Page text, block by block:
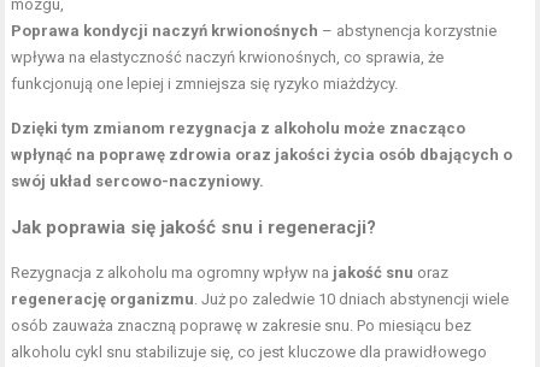
mózgu,
Poprawa kondycji naczyń krwionośnych – abstynencja korzystnie
wpływa na elastyczność naczyń krwionośnych, co sprawia, że
funkcjonują one lepiej i zmniejsza się ryzyko miażdżycy.
Dzięki tym zmianom rezygnacja z alkoholu może znacząco
wpłynąć na poprawę zdrowia oraz jakości życia osób dbających o
swój układ sercowo-naczyniowy.
Jak poprawia się jakość snu i regeneracji?
Rezygnacja z alkoholu ma ogromny wpływ na jakość snu oraz
regenerację organizmu . Już po zaledwie 10 dniach abstynencji wiele
osób zauważa znaczną poprawę w zakresie snu. Po miesiącu bez
alkoholu cykl snu stabilizuje się, co jest kluczowe dla prawidłowego